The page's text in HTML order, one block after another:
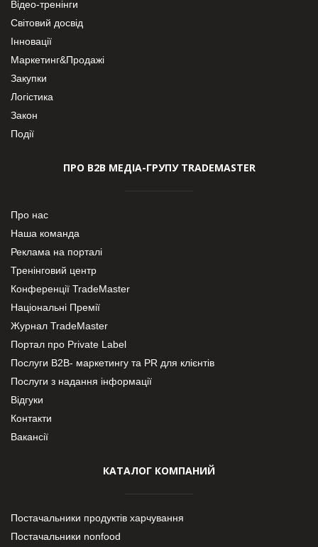
Відео-тренінги
Світовий досвід
Інновації
Маркетинг&Продажі
Закупки
Логістика
Закон
Події
ПРО В2В МЕДІА-ГРУПУ TRADEMASTER
Про нас
Наша команда
Реклама на порталі
Тренінговий центр
Конференції TradeMaster
Національні Премії
Журнал TradeMaster
Портал про Private Label
Послуги В2В- маркетингу та PR для клієнтів
Послуги з надання інформації
Відгуки
Контакти
Вакансії
КАТАЛОГ КОМПАНИЙ
Постачальники продуктів харчування
Постачальники nonfood